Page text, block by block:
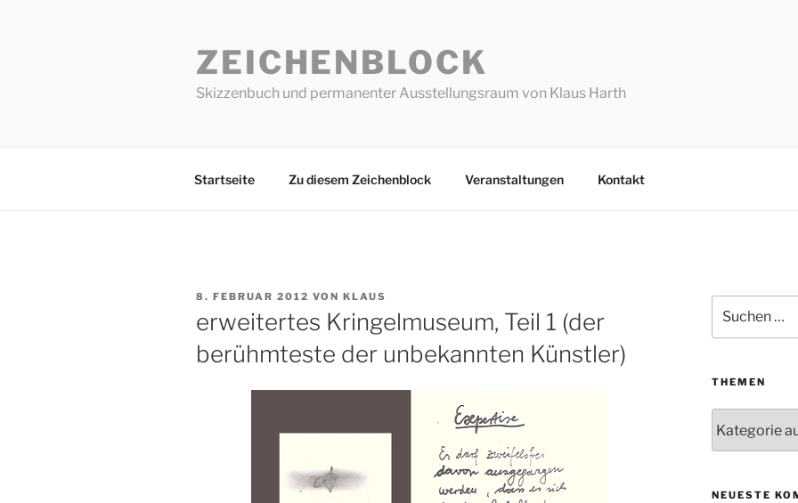
ZEICHENBLOCK
Skizzenbuch und permanenter Ausstellungsraum von Klaus Harth
Startseite Zu diesem Zeichenblock Veranstaltungen Kontakt
VERÖFFENTLICHT
8. FEBRUAR 2012 VON KLAUS
erweitertes Kringelmuseum, Teil 1 (der
berühmteste der unbekannten Künstler)
nach:
THEMEN
NEUESTE